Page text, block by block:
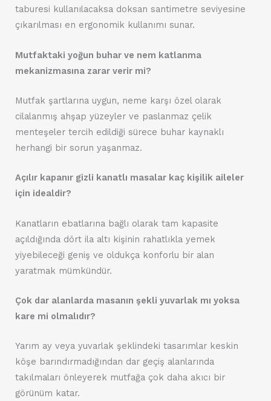
taburesi kullanılacaksa doksan santimetre seviyesine
çıkarılması en ergonomik kullanımı sunar.
Mutfaktaki yoğun buhar ve nem katlanma
mekanizmasına zarar verir mi?
Mutfak şartlarına uygun, neme karşı özel olarak
cilalanmış ahşap yüzeyler ve paslanmaz çelik
menteşeler tercih edildiği sürece buhar kaynaklı
herhangi bir sorun yaşanmaz.
Açılır kapanır gizli kanatlı masalar kaç kişilik aileler
için idealdir?
Kanatların ebatlarına bağlı olarak tam kapasite
açıldığında dört ila altı kişinin rahatlıkla yemek
yiyebileceği geniş ve oldukça konforlu bir alan
yaratmak mümkündür.
Çok dar alanlarda masanın şekli yuvarlak mı yoksa
kare mi olmalıdır?
Yarım ay veya yuvarlak şeklindeki tasarımlar keskin
köşe barındırmadığından dar geçiş alanlarında
takılmaları önleyerek mutfağa çok daha akıcı bir
görünüm katar.